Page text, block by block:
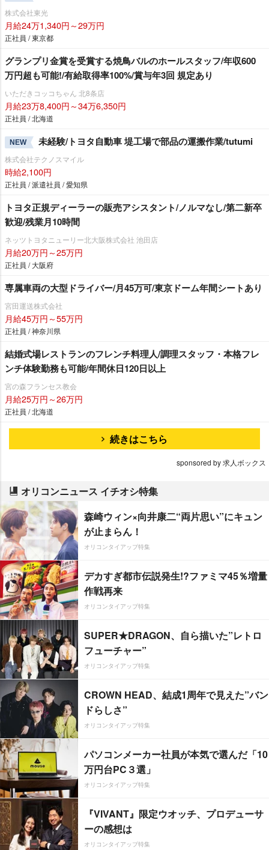
株式会社東光
月給24万1,340円～29万円
正社員 / 東京都
グランプリ金賞を受賞する焼鳥バルのホールスタッフ/年収600
万円超も可能!/有給取得率100%/賞与年3回 規定あり
いただきコッコちゃん 北8条店
月給23万8,400円～34万6,350円
正社員 / 北海道
NEW 未経験/トヨタ自動車 堤工場で部品の運搬作業/tutumi
株式会社テクノスマイル
時給2,100円
正社員 / 派遣社員 / 愛知県
トヨタ正規ディーラーの販売アシスタント/ノルマなし/第二新卒
歓迎/残業月10時間
ネッツトヨタニューリー北大阪株式会社 池田店
月給20万円～25万円
正社員 / 大阪府
専属車両の大型ドライバー/月45万可/東京ドーム年間シートあり
宮田運送株式会社
月給45万円～55万円
正社員 / 神奈川県
結婚式場レストランのフレンチ料理人/調理スタッフ・本格フレ
ンチ体験勤務も可能/年間休日120日以上
宮の森フランセス教会
月給25万円～26万円
正社員 / 北海道
続きはこちら
sponsored by 求人ボックス
オリコンニュース イチオシ特集
森崎ウィン×向井康二“両片思い”にキュン
が止まらん！
オリコンタイアップ特集
デカすぎ都市伝説発生!?ファミマ45％増量
作戦再来
オリコンタイアップ特集
SUPER★DRAGON、自ら描いた”レトロ
フューチャー”
オリコンタイアップ特集
CROWN HEAD、結成1周年で見えた”バン
ドらしさ”
オリコンタイアップ特集
パソコンメーカー社員が本気で選んだ「10
万円台PC３選」
オリコンタイアップ特集
『VIVANT』限定ウオッチ、プロデューサ
ーの感想は
オリコンタイアップ特集